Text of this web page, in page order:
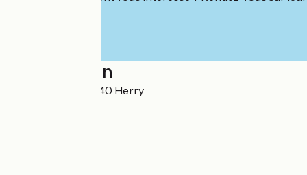
Localisation
14 Rue Villatte 18140 Herry